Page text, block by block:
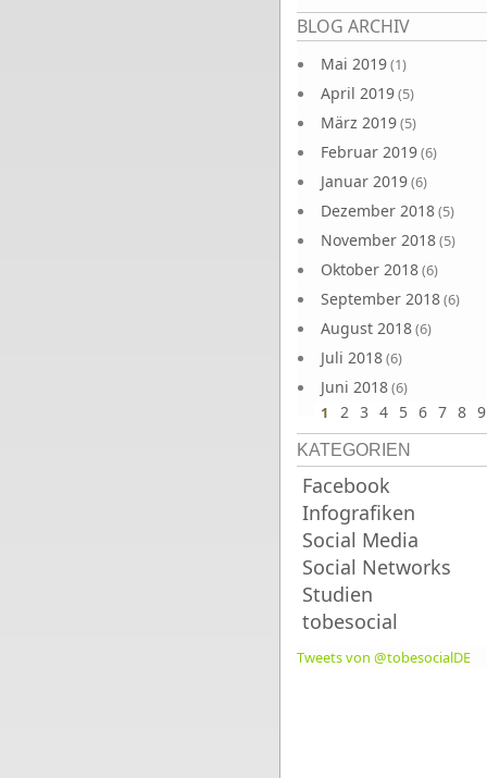
BLOG ARCHIV
Mai 2019(1)
April 2019(5)
März 2019(5)
Februar 2019(6)
Januar 2019(6)
Dezember 2018(5)
November 2018(5)
Oktober 2018(6)
September 2018(6)
August 2018(6)
Juli 2018(6)
Juni 2018(6)
Seiten
1 2 3 4 5 6 7 8 9
KATEGORIEN
Facebook
Infografiken
Social Media
Social Networks
Studien
tobesocial
Tweets von @tobesocialDE